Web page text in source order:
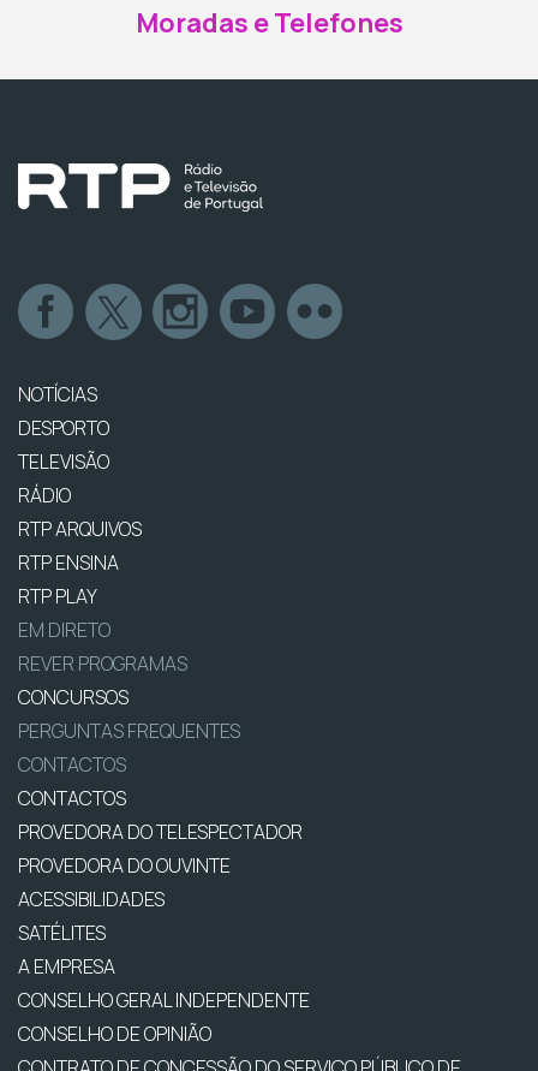
Moradas e Telefones
NOTÍCIAS
DESPORTO
TELEVISÃO
RÁDIO
RTP ARQUIVOS
RTP ENSINA
RTP PLAY
EM DIRETO
REVER PROGRAMAS
CONCURSOS
PERGUNTAS FREQUENTES
CONTACTOS
CONTACTOS
PROVEDORA DO TELESPECTADOR
PROVEDORA DO OUVINTE
ACESSIBILIDADES
SATÉLITES
A EMPRESA
CONSELHO GERAL INDEPENDENTE
CONSELHO DE OPINIÃO